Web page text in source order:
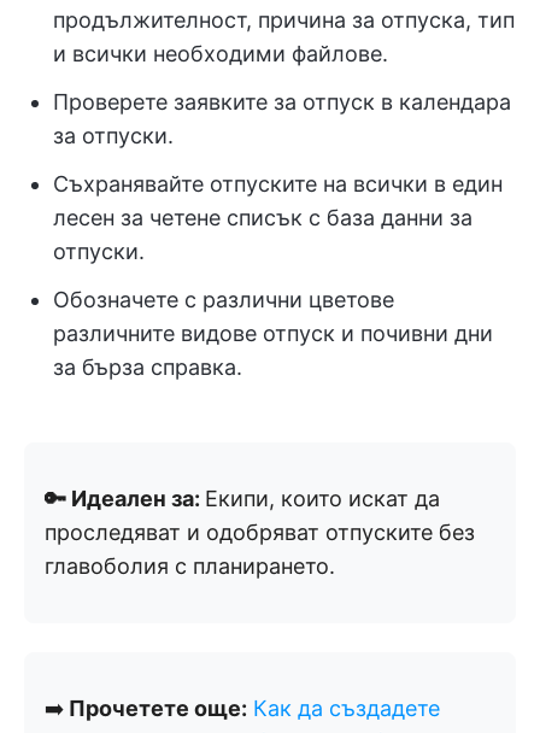
продължителност, причина за отпуска, тип
и всички необходими файлове.
Проверете заявките за отпуск в календара
за отпуски.
Съхранявайте отпуските на всички в един
лесен за четене списък с база данни за
отпуски.
Обозначете с различни цветове
различните видове отпуск и почивни дни
за бърза справка.
🔑 Идеален за: Екипи, които искат да
проследяват и одобряват отпуските без
главоболия с планирането.
➡️ Прочетете още: Как да създадете